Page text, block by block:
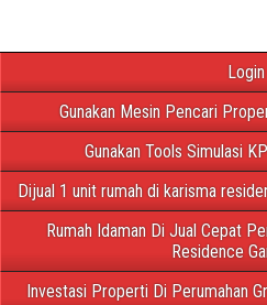
Login
Gunakan Mesin Pencari
Gunakan Tools Simulasi
Dijual 1 unit rumah di karisma
Rumah Idaman Di Jual Cepat
Residence
Investasi Properti Di Perumahan